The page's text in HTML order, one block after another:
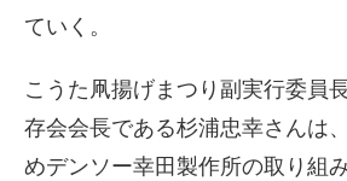
ていく。
こうた凧揚げまつり副実行委員
存会会長である杉浦忠幸さんは
めデンソー幸田製作所の取り組